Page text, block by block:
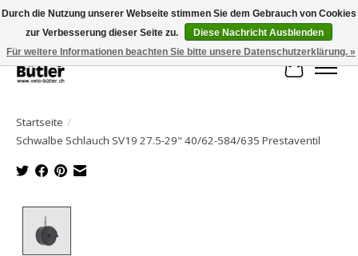
Große Auswahl an Produkten und schneller Versand!
Ihr
Startseite /
Schwalbe Schlauch SV19 27.5-29" 40/62-584/635 Prestaventil
Durch die Nutzung unserer Webseite stimmen Sie dem Gebrauch von Cookies
zur Verbesserung dieser Seite zu.
Diese Nachricht Ausblenden
Für weitere Informationen beachten Sie bitte unsere Datenschutzerklärung. »